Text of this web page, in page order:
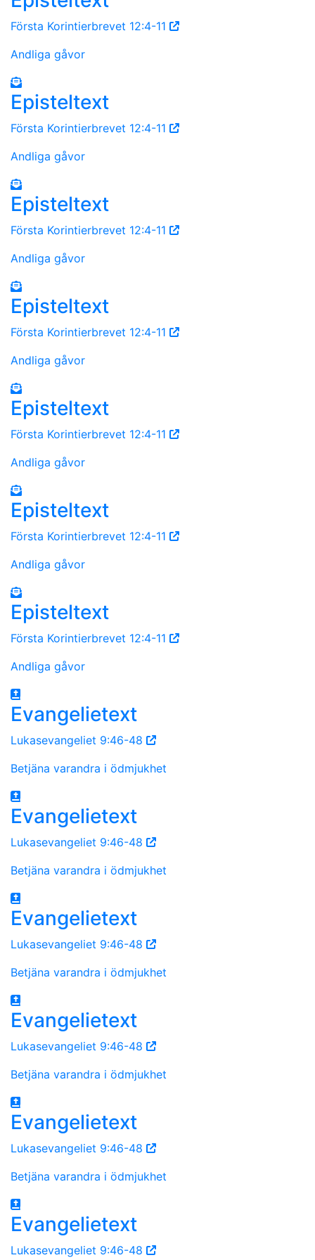
Första Korintierbrevet 12:4-11
Andliga gåvor
Episteltext
Första Korintierbrevet 12:4-11
Andliga gåvor
Episteltext
Första Korintierbrevet 12:4-11
Andliga gåvor
Episteltext
Första Korintierbrevet 12:4-11
Andliga gåvor
Episteltext
Första Korintierbrevet 12:4-11
Andliga gåvor
Episteltext
Första Korintierbrevet 12:4-11
Andliga gåvor
Episteltext
Första Korintierbrevet 12:4-11
Andliga gåvor
Evangelietext
Lukasevangeliet 9:46-48
Betjäna varandra i ödmjukhet
Evangelietext
Lukasevangeliet 9:46-48
Betjäna varandra i ödmjukhet
Evangelietext
Lukasevangeliet 9:46-48
Betjäna varandra i ödmjukhet
Evangelietext
Lukasevangeliet 9:46-48
Betjäna varandra i ödmjukhet
Evangelietext
Lukasevangeliet 9:46-48
Betjäna varandra i ödmjukhet
Evangelietext
Lukasevangeliet 9:46-48